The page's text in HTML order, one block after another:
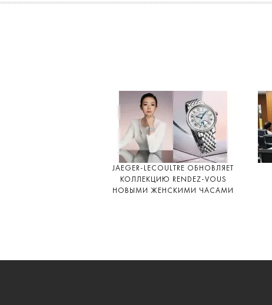
JAEGER-LECOULTRE ОБНОВЛЯЕТ
КОЛЛЕКЦИЮ RENDEZ-VOUS
НОВЫМИ ЖЕНСКИМИ ЧАСАМИ